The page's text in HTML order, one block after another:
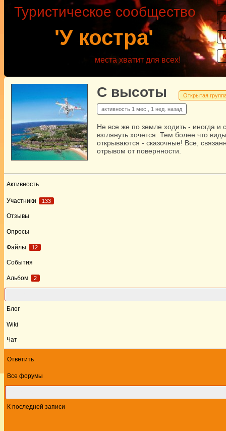
'У костра'
Туристическое сообщество
места хватит для всех!
С высоты Открытая
активность 1 мес., 1 нед. назад
Не все же по земле ходить - иногда и
взглянуть хочется. Тем более что виды
открываются - сказочные! Все,
отрывом от повернности.
Активность
Участники 133
Отзывы
Опросы
Файлы 12
События
Альбом 2
Блог
Wiki
Чат
Ответить
Все форумы
К последней записи